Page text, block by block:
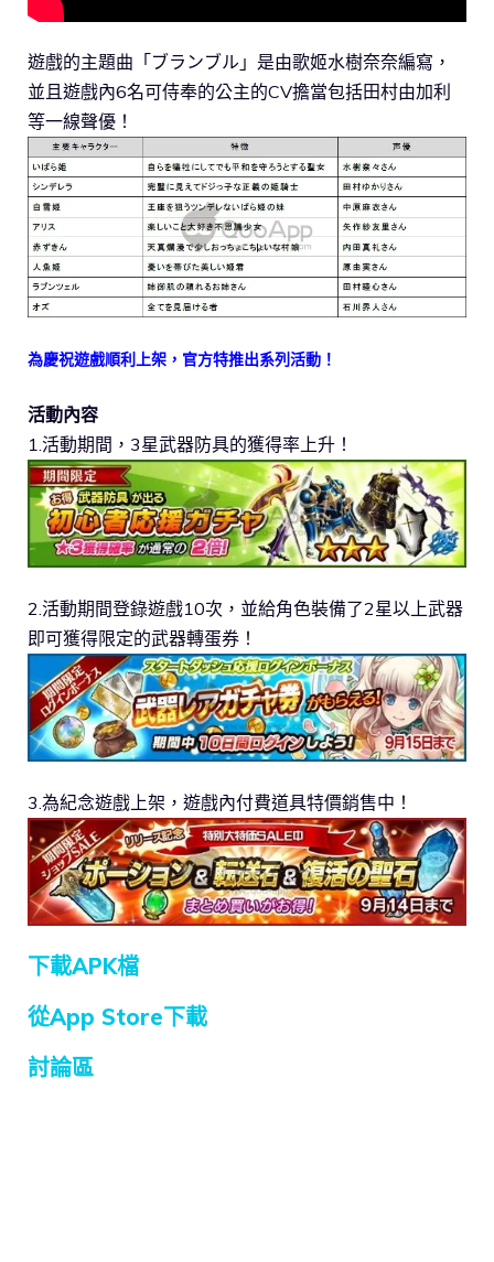
遊戲的主題曲「ブランブル」是由歌姬水樹奈奈編寫，
並且遊戲內6名可侍奉的公主的CV擔當包括田村由加利
等一線聲優！
為慶祝遊戲順利上架，官方特推出系列活動！
活動內容
1.活動期間，3星武器防具的獲得率上升！
2.活動期間登錄遊戲10次，並給角色裝備了2星以上武器
即可獲得限定的武器轉蛋券！
3.為紀念遊戲上架，遊戲內付費道具特價銷售中！
下載APK檔
從App Store下載
討論區